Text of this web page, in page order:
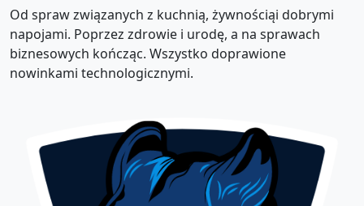
Od spraw związanych z kuchnią, żywnościąi dobrymi
napojami. Poprzez zdrowie i urodę, a na sprawach
biznesowych kończąc. Wszystko doprawione
nowinkami technologicznymi.